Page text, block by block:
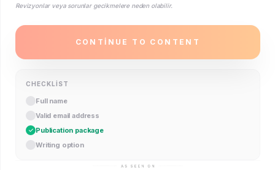
Revizyonlar veya sorunlar gecikmelere neden olabilir.
CONTINUE TO CONTENT
CHECKLIST
Full name
Valid email address
Publication package
Writing option